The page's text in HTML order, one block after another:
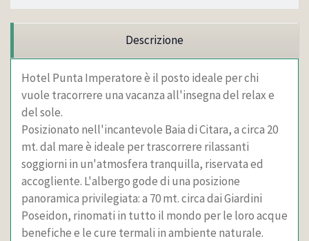
Descrizione
Hotel Punta Imperatore è il posto ideale per chi
vuole tracorrere una vacanza all'insegna del relax e
del sole.
Posizionato nell'incantevole Baia di Citara, a circa 20
mt. dal mare è ideale per trascorrere rilassanti
soggiorni in un'atmosfera tranquilla, riservata ed
accogliente. L'albergo gode di una posizione
panoramica privilegiata: a 70 mt. circa dai Giardini
Poseidon, rinomati in tutto il mondo per le loro acque
benefiche e le cure termali in ambiente naturale.